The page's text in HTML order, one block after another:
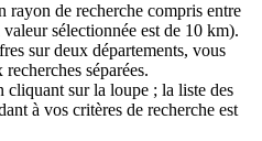
rayon de recherche compris entre
sélectionnée est de 10 km).
sur deux départements, vous
séparées.
cliquant sur la loupe ; la liste des
à vos critères de recherche est